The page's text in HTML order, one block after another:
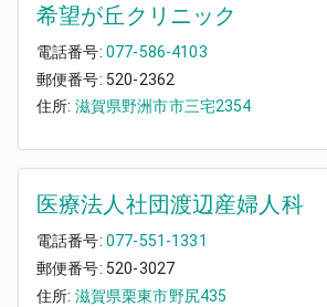
希望が丘クリニック
電話番号: 077-586-4103
郵便番号: 520-2362
住所: 滋賀県野洲市市三宅2354
医療法人社団渡辺産婦人科
電話番号: 077-551-1331
郵便番号: 520-3027
住所: 滋賀県栗東市野尻435